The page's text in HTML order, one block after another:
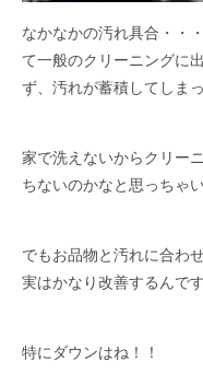
なかなかの汚れ具合・・
て一般のクリーニングに
ず、汚れが蓄積してしま
家で洗えないからクリー
ちないのかなと思っちゃ
でもお品物と汚れに合わ
実はかなり改善するんです
特にダウンはね！！